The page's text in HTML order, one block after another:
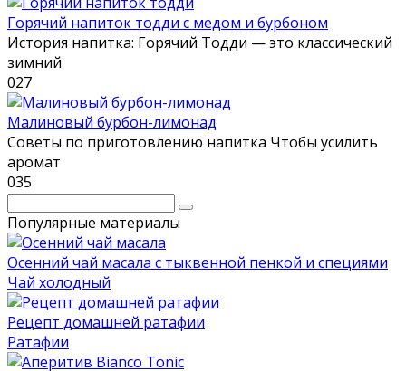
Горячий напиток тодди с медом и бурбоном
История напитка: Горячий Тодди — это классический
зимний
027
Малиновый бурбон-лимонад
Советы по приготовлению напитка Чтобы усилить
аромат
035
Поиск:
Популярные материалы
Осенний чай масала с тыквенной пенкой и специями
Чай холодный
Рецепт домашней ратафии
Ратафии